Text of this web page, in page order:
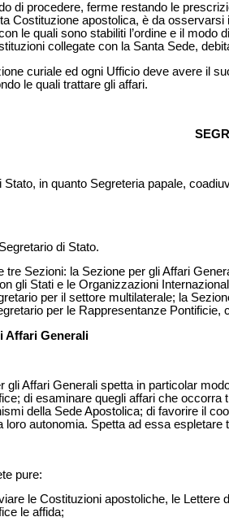
di procedere, ferme restando le
Costituzione apostolica, è da
le quali sono stabiliti l’ordine e il
collegate con la Santa Sede,
curiale ed ogni Ufficio deve avere il
le quali trattare gli affari.
Stato, in quanto Segreteria papale,
di Stato.
tre Sezioni: la Sezione per gli Affari
gli Stati e le Organizzazioni
per il settore multilaterale; la
per le Rappresentanze Pontificie,
Affari Generali
gli Affari Generali spetta in particolar
di esaminare quegli affari che
della Sede Apostolica; di favorire il
loro autonomia. Spetta ad essa
pure:
le Costituzioni apostoliche, le
le affida;